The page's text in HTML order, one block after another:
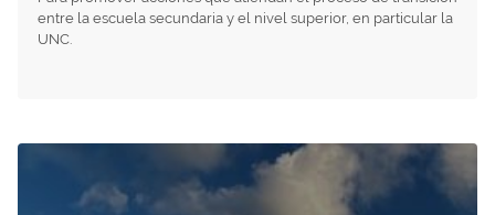
entre la escuela secundaria y el nivel superior, en particular la
UNC.